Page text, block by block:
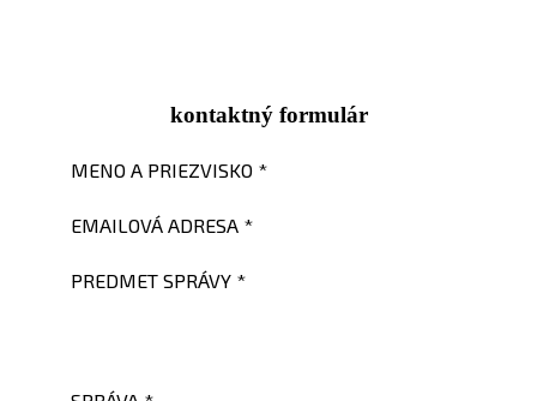
kontaktný formulár
MENO A PRIEZVISKO *
EMAILOVÁ ADRESA *
PREDMET SPRÁVY *